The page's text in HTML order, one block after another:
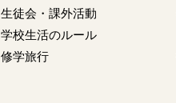
生徒会・課外活動
学校生活のルール
修学旅行